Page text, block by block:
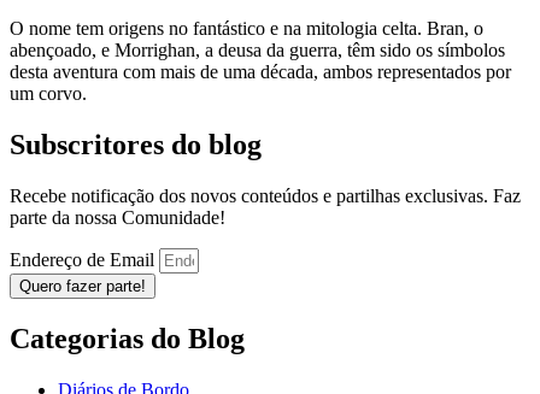
O nome tem origens no fantástico e na mitologia celta. Bran, o
abençoado, e Morrighan, a deusa da guerra, têm sido os símbolos
desta aventura com mais de uma década, ambos representados por
um corvo.
Subscritores do blog
Recebe notificação dos novos conteúdos e partilhas exclusivas. Faz
parte da nossa Comunidade!
Endereço de Email
Quero fazer parte!
Categorias do Blog
Diários de Bordo